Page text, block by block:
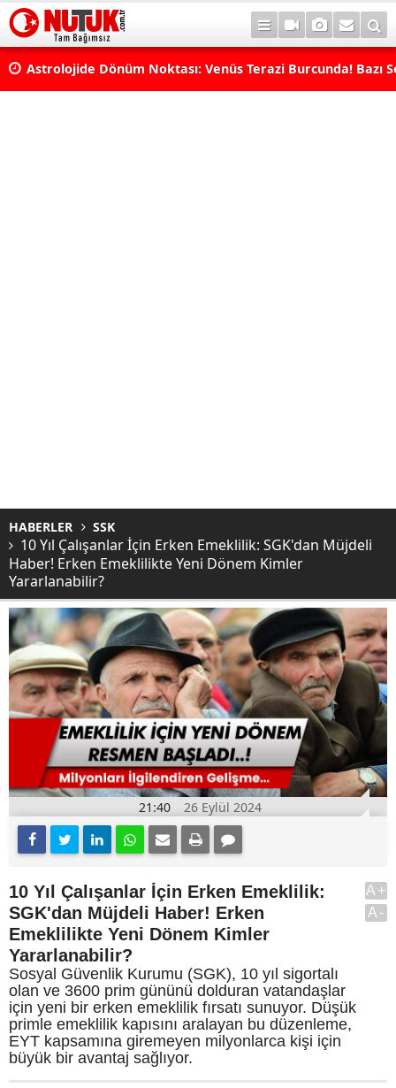
Astrolojide Dönüm Noktası: Venüs Terazi Burcunda! Bazı
HABERLER SSK
10 Yıl Çalışanlar İçin Erken Emeklilik: SGK'dan Müjdeli
Haber! Erken Emeklilikte Yeni Dönem Kimler
Yararlanabilir?
21:40 26 Eylül 2024
10 Yıl Çalışanlar İçin Erken Emeklilik:
SGK'dan Müjdeli Haber! Erken
Emeklilikte Yeni Dönem Kimler
Yararlanabilir?
Sosyal Güvenlik Kurumu (SGK), 10 yıl sigortalı
olan ve 3600 prim gününü dolduran vatandaşlar
için yeni bir erken emeklilik fırsatı sunuyor. Düşük
primle emeklilik kapısını aralayan bu düzenleme,
EYT kapsamına giremeyen milyonlarca kişi için
büyük bir avantaj sağlıyor.
A+
A-